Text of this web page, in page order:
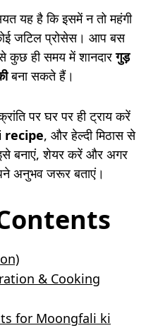
यह है कि इसमें न तो महंगी
जटिल प्रोसेस। आप बस
कुछ ही समय में शानदारगुड़
बना सकते हैं।
पर घर पर ही ट्राय करें
, और हेल्दी मिठास से
बनाएं, शेयर करें और अगर
अनुभव जरूर बताएं।
& Cooking
for Moongfali ki